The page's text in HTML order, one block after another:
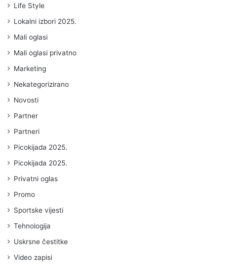
Life Style
Lokalni izbori 2025.
Mali oglasi
Mali oglasi privatno
Marketing
Nekategorizirano
Novosti
Partner
Partneri
Picokijada 2025.
Picokijada 2025.
Privatni oglas
Promo
Sportske vijesti
Tehnologija
Uskrsne čestitke
Video zapisi